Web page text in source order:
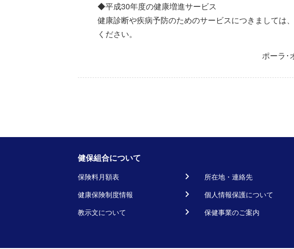
◆平成30年度の健康増進サービス
健康診断や疾病予防のためのサービスにつきましては
ください。
ポーラ･
健保組合について
保険料月額表
健康保険制度情報
教示文について
所在地・連絡先
個人情報保護について
保健事業のご案内